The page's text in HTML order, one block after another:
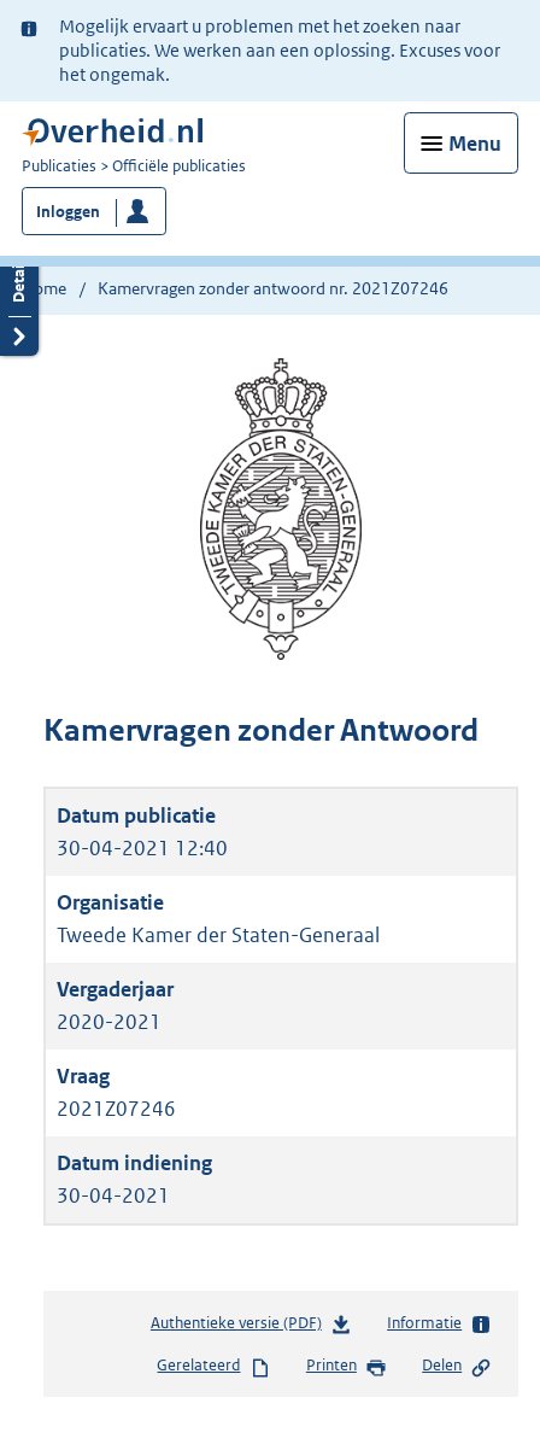
Ter
informatie:
Mogelijk ervaart u problemen met het zoeken naar
publicaties. We werken aan een oplossing. Excuses voor
het ongemak.
Menu
U
bent
nu
hier:
Publicaties Officiële publicaties
Inloggen
Home Kamervragen zonder antwoord nr. 2021Z07246
Kamervragen zonder Antwoord
30-04-2021 12:40
Tweede Kamer der Staten-Generaal
2020-2021
2021Z07246
30-04-2021
Authentieke versie (PDF)b
s
Informatie
Gerelateerd Printen Delen